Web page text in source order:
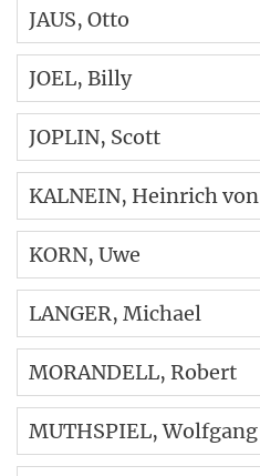
JAUS, Otto
JOEL, Billy
JOPLIN, Scott
KALNEIN, Heinrich von
KORN, Uwe
LANGER, Michael
MORANDELL, Robert
MUTHSPIEL, Wolfgang